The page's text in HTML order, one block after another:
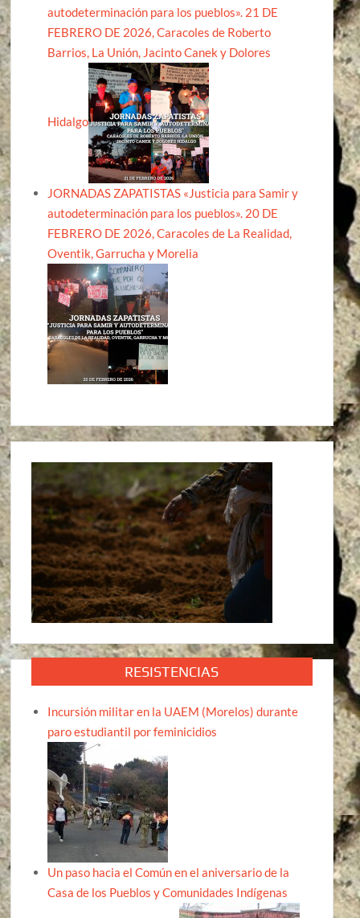
autodeterminación para los pueblos». 21 DE
FEBRERO DE 2026, Caracoles de Roberto
Barrios, La Unión, Jacinto Canek y Dolores
Hidalgo
JORNADAS ZAPATISTAS «Justicia para Samir y
autodeterminación para los pueblos». 20 DE
FEBRERO DE 2026, Caracoles de La Realidad,
Oventik, Garrucha y Morelia
RESISTENCIAS
Incursión militar en la UAEM (Morelos) durante
paro estudiantil por feminicidios
Un paso hacia el Común en el aniversario de la
Casa de los Pueblos y Comunidades Indígenas